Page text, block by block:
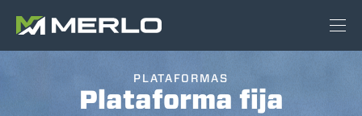
PLATAFORMAS
Plataforma fija